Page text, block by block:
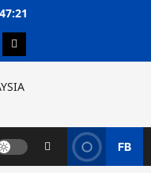
Privasi
Penafian
FB